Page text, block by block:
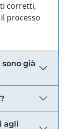
corretti,
processo
già
agli